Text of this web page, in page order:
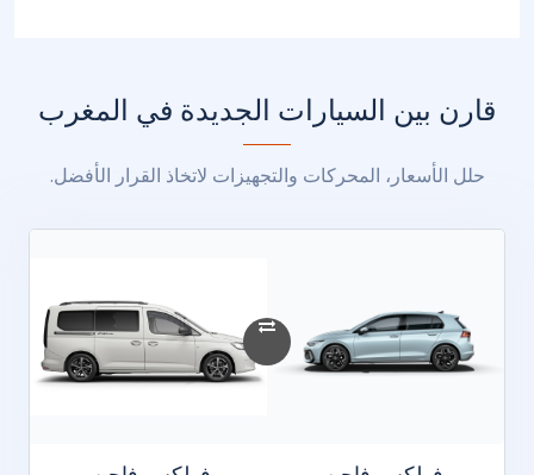
قارن بين السيارات الجديدة في المغرب
حلل الأسعار، المحركات والتجهيزات لاتخاذ القرار الأفضل.